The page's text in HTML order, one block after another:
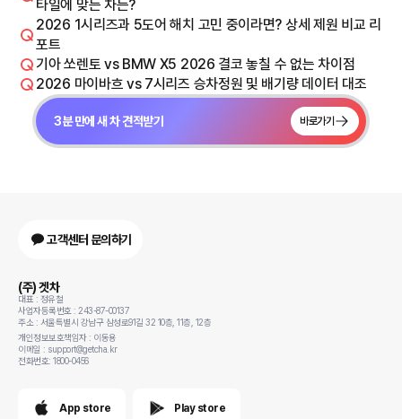
타일에 맞는 차는?
2026 1시리즈과 5도어 해치 고민 중이라면? 상세 제원 비교 리
포트
기아 쏘렌토 vs BMW X5 2026 결코 놓칠 수 없는 차이점
2026 마이바흐 vs 7시리즈 승차정원 및 배기량 데이터 대조
3분 만에 새 차 견적받기 바로가기
고객센터 문의하기
(주) 겟차
대표 : 정유철
사업자등록번호 : 243-87-00137
주소 : 서울특별시 강남구 삼성로91길 32 10층, 11층, 12층
개인정보보호책임자 : 이동용
이메일 : support@getcha.kr
전화번호: 1800-0456
App store Play store